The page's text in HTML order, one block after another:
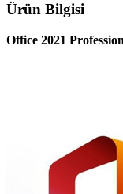
Ürün Bilgisi
Office 2021